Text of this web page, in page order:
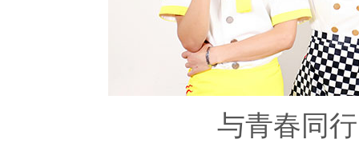
与青春同